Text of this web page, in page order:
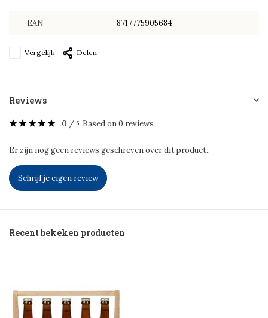
EAN 8717775905684
Vergelijk Delen
Reviews
0 / 5 Based on 0 reviews
Er zijn nog geen reviews geschreven over dit product..
Schrijf je eigen review
Recent bekeken producten